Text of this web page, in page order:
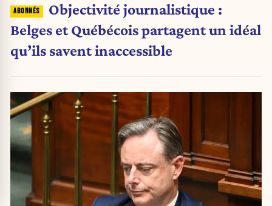
Objectivité journalistique :
Belges et Québécois partagent un idéal
qu’ils savent inaccessible